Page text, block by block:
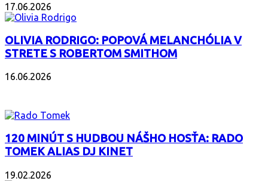
17.06.2026
OLIVIA RODRIGO: POPOVÁ MELANCHÓLIA V
STRETE S ROBERTOM SMITHOM
16.06.2026
120 MINÚT S HUDBOU NÁŠHO HOSŤA: RADO
TOMEK ALIAS DJ KINET
19.02.2026